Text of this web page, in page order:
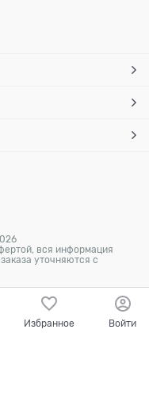
вся информация
уточняются с
Избранное Войти